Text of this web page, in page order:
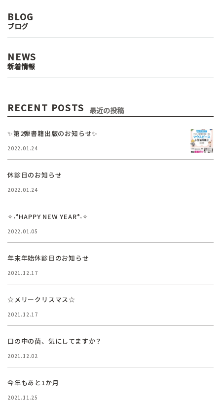
BLOG
ブログ
NEWS
新着情報
RECENT POSTS 最近の投稿
✨第2弾書籍出版のお知らせ✨
2022.01.24
休診日のお知らせ
2022.01.24
✧˖°HAPPY NEW YEAR°˖✧
2022.01.05
年末年始休診日のお知らせ
2021.12.17
☆メリークリスマス☆
2021.12.17
口の中の菌、気にしてますか？
2021.12.02
今年もあと1か月
2021.11.25